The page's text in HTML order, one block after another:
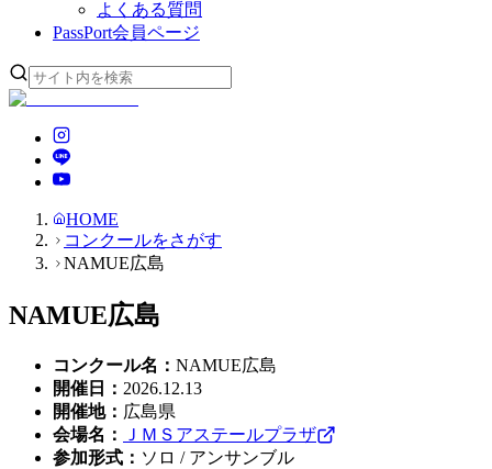
よくある質問
PassPort会員ページ
HOME
コンクールをさがす
NAMUE広島
NAMUE広島
コンクール名 ： NAMUE広島
開催日
： 2026.12.13
開催地： 広島県
会場名 ：
ＪＭＳアステールプラザ
参加形式 ： ソロ / アンサンブル